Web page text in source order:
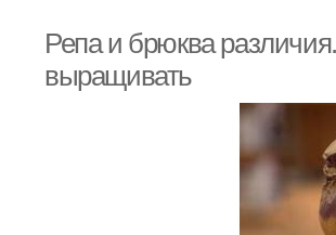
Репа и брюква
выращивать